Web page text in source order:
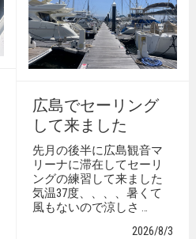
広島でセーリング
して来ました
先月の後半に広島観音マ
リーナに滞在してセーリ
ングの練習して来ました
気温37度、、、、暑くて
風もないので涼しさ …
2026/8/3